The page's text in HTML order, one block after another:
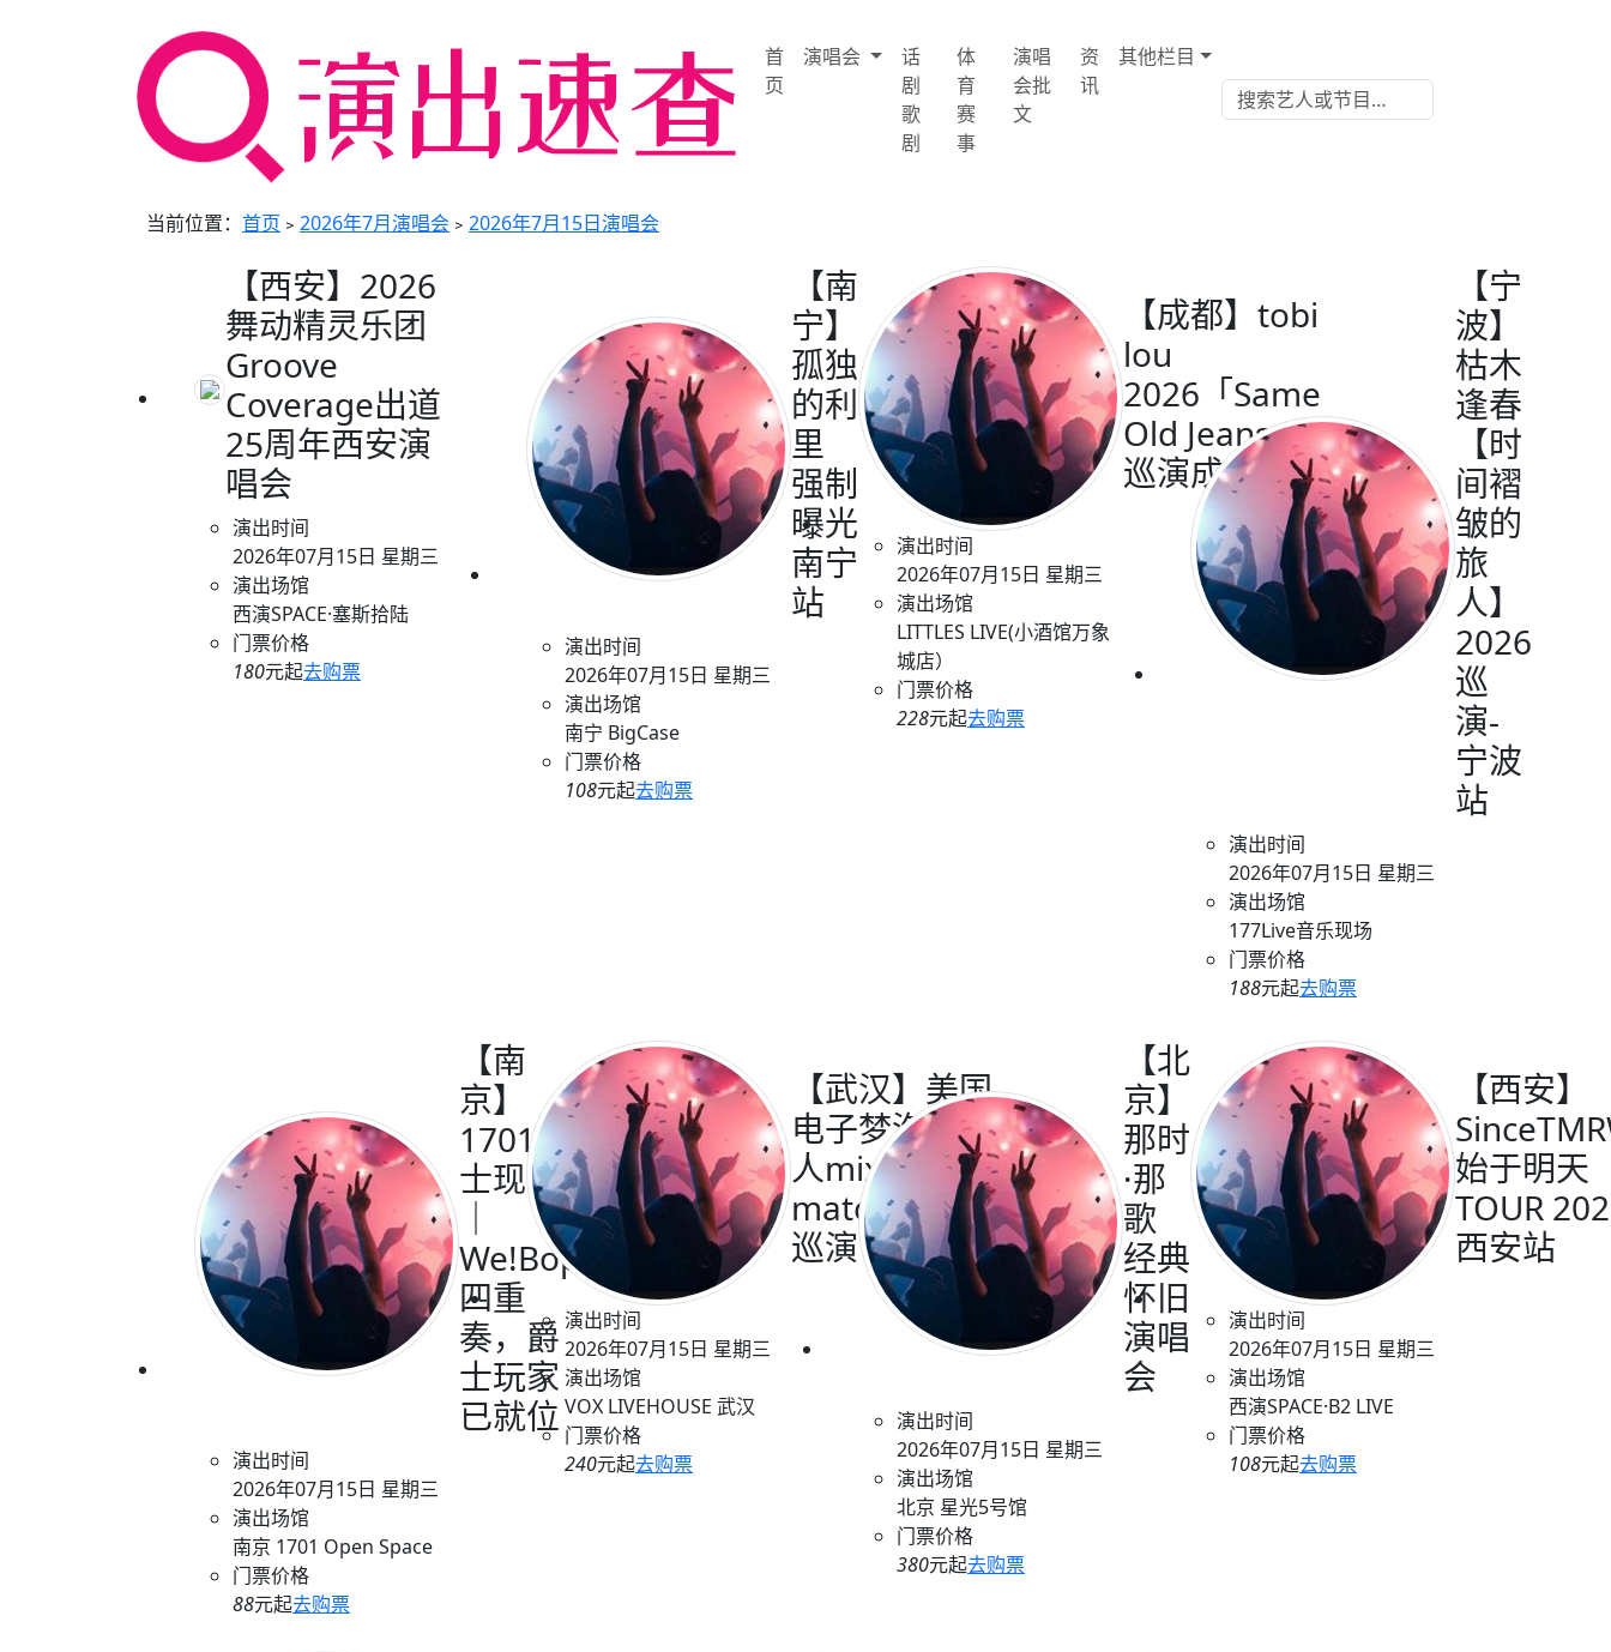
首
页
演唱会
话
剧
歌
剧
体
育
赛
事
演唱
会批
文
资
讯
其他栏目
当前位置： 首页 ﹥ 2026年7月演唱会 ﹥ 2026年7月15日演唱会
【西安】2026
舞动精灵乐团
Groove
Coverage出道
25周年西安演
唱会
演出时间
2026年07月15日 星期三
演出场馆
西演SPACE·塞斯拾陆
门票价格
180元起去购票
【南
宁】
孤独
的利
里
强制
曝光
南宁
站
演出时间
2026年07月15日 星期三
演出场馆
南宁 BigCase
门票价格
108元起去购票
【成都】tobi
lou
2026「Same
Old Jeans」
巡演成都站
演出时间
2026年07月15日 星期三
演出场馆
LITTLES LIVE(小酒馆万象
城店）
门票价格
228元起去购票
【宁
波】
枯木
逢春
【时
间褶
皱的
旅
人】
2026
巡
演-
宁波
站
演出时间
2026年07月15日 星期三
演出场馆
177Live音乐现场
门票价格
188元起去购票
【南
京】
1701爵
士现场
We!Bop
四重
奏，爵
士玩家
已就位
演出时间
2026年07月15日 星期三
演出场馆
南京 1701 Open Space
门票价格
88元起去购票
【武汉】美国
电子梦泡音乐
人mixed
matches2026
巡演丨武汉站
演出时间
2026年07月15日 星期三
演出场馆
VOX LIVEHOUSE 武汉
门票价格
240元起去购票
【北
京】
那时
·那
歌
经典
怀旧
演唱
会
演出时间
2026年07月15日 星期三
演出场馆
北京 星光5号馆
门票价格
380元起去购票
【西安】
始于明天
TOUR
西安站
演出时间
2026年07月15日 星期三
演出场馆
西演SPACE·B2 LIVE
门票价格
108元起去购票